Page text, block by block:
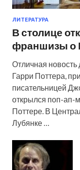
ЛИТЕРАТУРА
В столице
франшизы о
Отличная
Гарри Поттера,
писательницей
открылся поп-ап-
Поттере. В
Лубянке …